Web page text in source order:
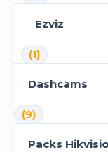
Ezviz
(1)
Dashcams
(9)
Packs